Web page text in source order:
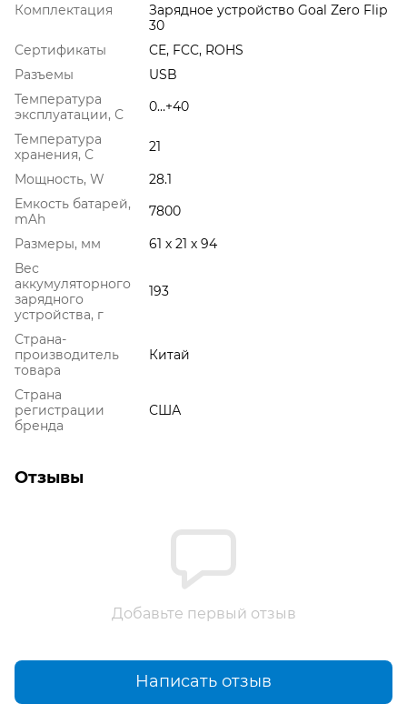
Комплектация
Зарядное устройство Goal Zero Flip
30
Сертификаты
CE, FCC, ROHS
Разъемы
USB
Температура
эксплуатации, С
0…+40
Температура
хранения, С
21
Мощность, W
28.1
Емкость батарей,
mAh
7800
Размеры, мм
61 х 21 х 94
Вес
аккумуляторного
зарядного
устройства, г
193
Страна-
производитель
товара
Китай
Страна
регистрации
бренда
США
Отзывы
Добавьте первый отзыв
Написать отзыв